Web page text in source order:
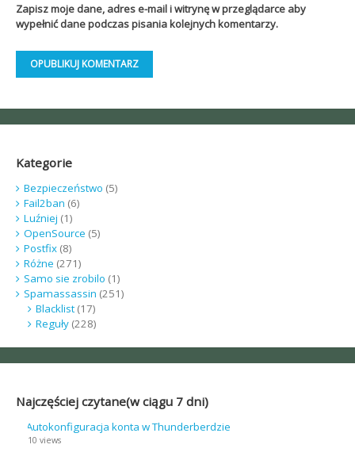
Zapisz moje dane, adres e-mail i witrynę w przeglądarce aby
wypełnić dane podczas pisania kolejnych komentarzy.
Kategorie
Bezpieczeństwo (5)
Fail2ban (6)
Luźniej (1)
OpenSource (5)
Postfix(8)
Różne (271)
Samo sie zrobilo (1)
Spamassassin (251)
Blacklist(17)
Reguły(228)
Najczęściej czytane(w ciągu 7 dni)
Autokonfiguracja konta w Thunderberdzie
10 views